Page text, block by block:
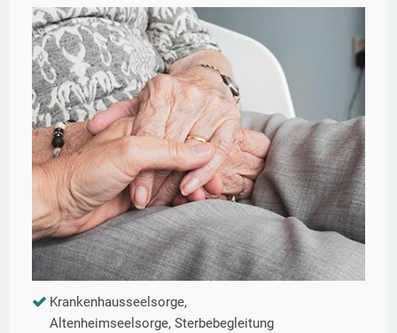
Krankenhausseelsorge,
Altenheimseelsorge, Sterbebegleitung